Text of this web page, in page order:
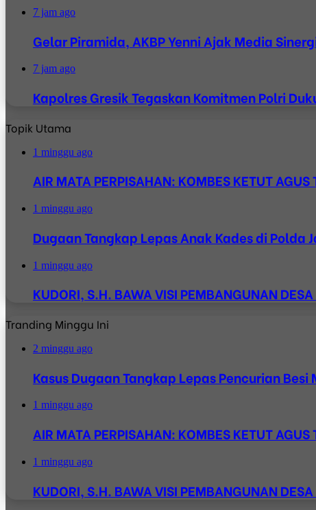
7 jam ago
Gelar Piramida, AKBP Yenni Ajak Media
7 jam ago
Kapolres Gresik Tegaskan Komitmen Polri
Topik Utama
1 minggu ago
AIR MATA PERPISAHAN: KOMBES KETUT
1 minggu ago
Dugaan Tangkap Lepas Anak Kades di
1 minggu ago
KUDORI, S.H. BAWA VISI PEMBANGUNAN
Tranding Minggu Ini
2 minggu ago
Kasus Dugaan Tangkap Lepas Pencurian
1 minggu ago
AIR MATA PERPISAHAN: KOMBES KETUT
1 minggu ago
KUDORI, S.H. BAWA VISI PEMBANGUNAN